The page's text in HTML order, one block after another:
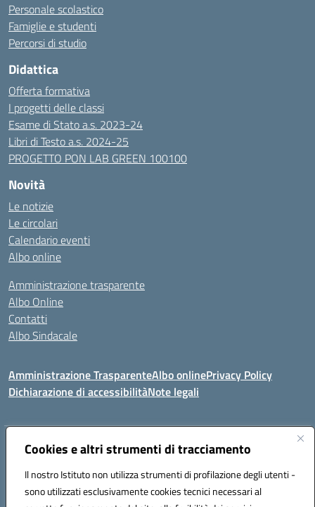
Cookies e altri strumenti di tracciamento
Il nostro Istituto non utilizza strumenti di profilazione degli utenti -
sono utilizzati esclusivamente cookies tecnici necessari al
Personale scolastico
Famiglie e studenti
Percorsi di studio
Didattica
Offerta formativa
I progetti delle classi
Esame di Stato a.s. 2023-24
Libri di Testo a.s. 2024-25
PROGETTO PON LAB GREEN 100100
Novità
Le notizie
Le circolari
Calendario eventi
Albo online
Amministrazione trasparente
Albo Online
Contatti
Albo Sindacale
Amministrazione TrasparenteAlbo onlinePrivacy Policy
Dichiarazione di accessibilitàNote legali
Indirizzo:Via De Martis s.n.c. 07029 Tempio Pausania (OT)
Posta elettronica certificata (PEC):sssl030007@pec.istruzione.it
Codice fiscale: 91009410902